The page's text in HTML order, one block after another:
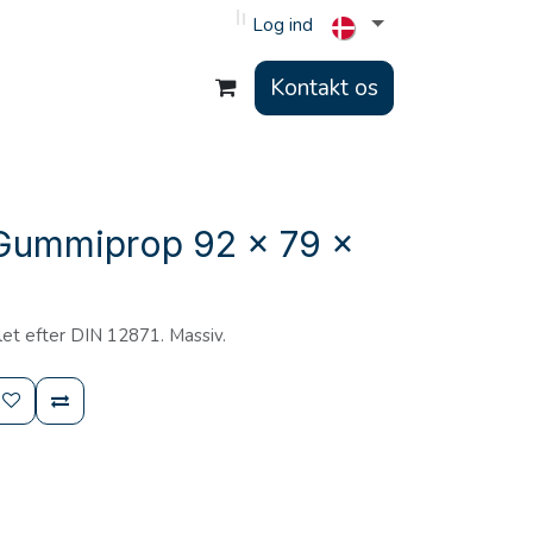
Log ind
Kontakt os
92 x 79 x
efter DIN 12871. Massiv.